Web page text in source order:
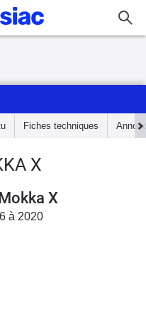
Fiches techniques
X
X
à 2020